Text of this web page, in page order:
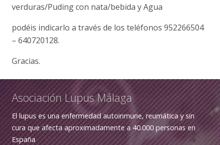
verduras/Puding con nata/bebida y Agua
podéis indicarlo a través de los teléfonos 952266504
– 640720128.
Gracias.
Asociación Lupus Málaga
El lupus es una enfermedad autoinmune, reumática y sin
cura que afecta aproximadamente a 40.000 personas en
España